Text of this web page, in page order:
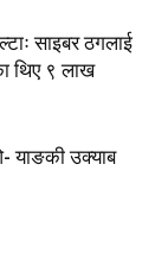
साइबर ठगलाई
थिए ९ लाख
याङकी उक्याब